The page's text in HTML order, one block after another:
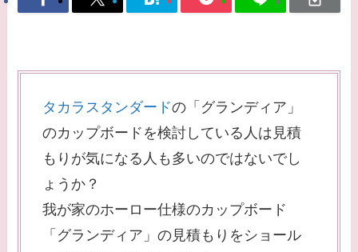
タカラスタンダードの「グランディア」
のカップボードを検討している人は見積
もりが気になる人も多いのではないでし
ょうか？
我が家のホーロー仕様のカップボード
「グランディア」の見積もりをショール